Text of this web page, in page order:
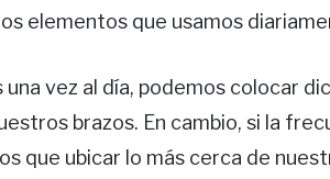
elementos que usamos
una vez al día, podemos colocar
brazos. En cambio, si la
que ubicar lo más cerca de